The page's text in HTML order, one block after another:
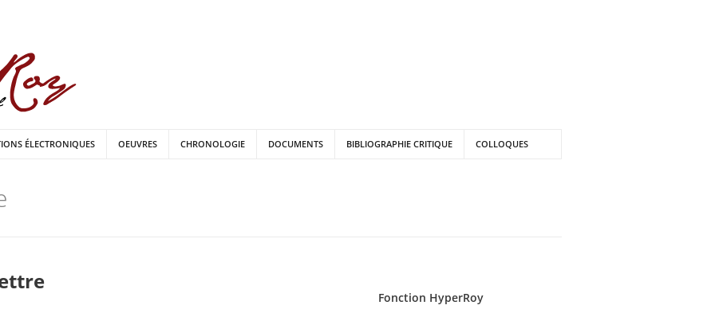
ÉLECTRONIQUES OEUVRES CHRONOLOGIE DOCUMENTS BIBLIOGRAPHIE CRITIQUE COLLOQUES
Fonction HyperRoy